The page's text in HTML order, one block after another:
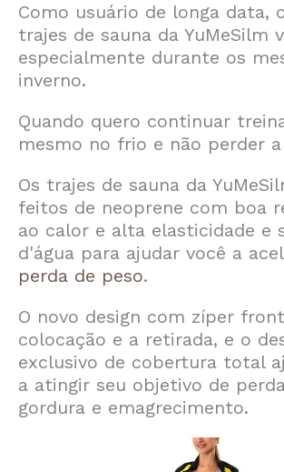
Como usuário de longa data,
trajes de sauna da YuMeSilm
especialmente durante os
inverno.
Quando quero continuar
mesmo no frio e não perder
Os trajes de sauna da
feitos de neoprene com boa
ao calor e alta elasticidade e
d'água para ajudar você a
perda de peso.
O novo design com zíper
colocação e a retirada, e o
exclusivo de cobertura total
a atingir seu objetivo de
gordura e emagrecimento.